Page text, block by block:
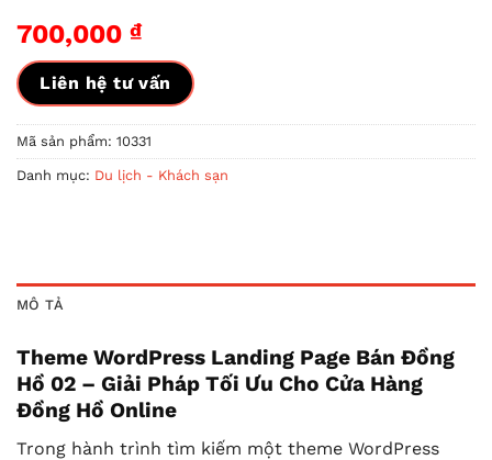
700,000 ₫
Liên hệ tư vấn
Mã sản phẩm: 10331
Danh mục: Du lịch - Khách sạn
MÔ TẢ
Theme WordPress Landing Page Bán Đồng
Hồ 02 – Giải Pháp Tối Ưu Cho Cửa Hàng
Đồng Hồ Online
Trong hành trình tìm kiếm một theme WordPress